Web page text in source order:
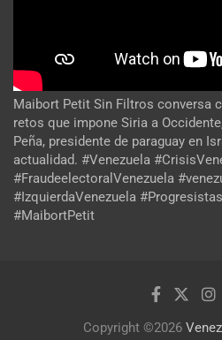
Maibort Petit Sin Filtros conversa
retos que impone Siria a
Peña, presidente de paraguay en
actualidad. #Venezuela
#FraudeelectoralVenezuela
#IzquierdaVenezuela
#MaibortPetit
Copyright ©2026